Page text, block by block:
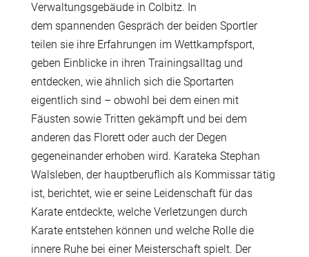
Verwaltungsgebäude in Colbitz. In
dem spannenden Gespräch der beiden Sportler
teilen sie ihre Erfahrungen im Wettkampfsport,
geben Einblicke in ihren Trainingsalltag und
entdecken, wie ähnlich sich die Sportarten
eigentlich sind – obwohl bei dem einen mit
Fäusten sowie Tritten gekämpft und bei dem
anderen das Florett oder auch der Degen
gegeneinander erhoben wird. Karateka Stephan
Walsleben, der hauptberuflich als Kommissar tätig
ist, berichtet, wie er seine Leidenschaft für das
Karate entdeckte, welche Verletzungen durch
Karate entstehen können und welche Rolle die
innere Ruhe bei einer Meisterschaft spielt. Der